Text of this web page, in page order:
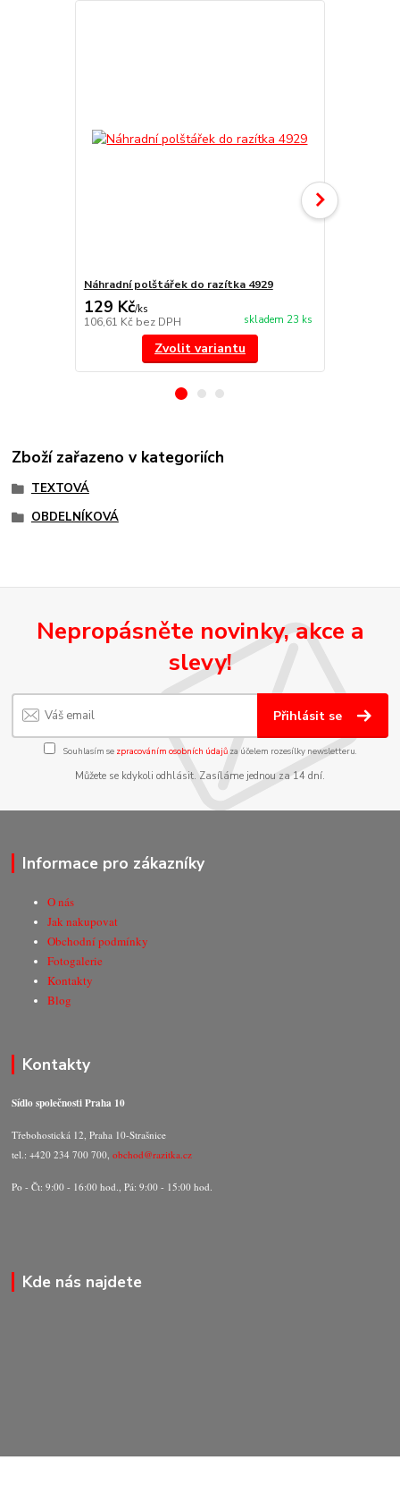
Náhradní polštářek do razítka 4929
129 Kč/ks
106,61 Kč bez DPH skladem 23 ks
Zvolit variantu
Zboží zařazeno v kategoriích
TEXTOVÁ
OBDELNÍKOVÁ
Nepropásněte novinky, akce a
slevy!
Přihlásit se
Souhlasím se zpracováním osobních údajůza účelem rozesílky newsletteru.
Můžete se kdykoli odhlásit. Zasíláme jednou za 14 dní.
Informace pro zákazníky
O nás
Jak nakupovat
Obchodní podmínky
Fotogalerie
Kontakty
Blog
Kontakty
Sídlo společnosti Praha 10
Třebohostická 12, Praha 10-Strašnice
tel.: +420 234 700 700,obchod@razitka.cz
Po - Čt: 9:00 - 16:00 hod., Pá: 9:00 - 15:00 hod.
Kde nás najdete